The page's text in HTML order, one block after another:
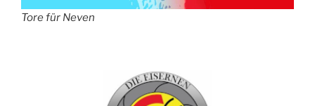
Tore für Neven